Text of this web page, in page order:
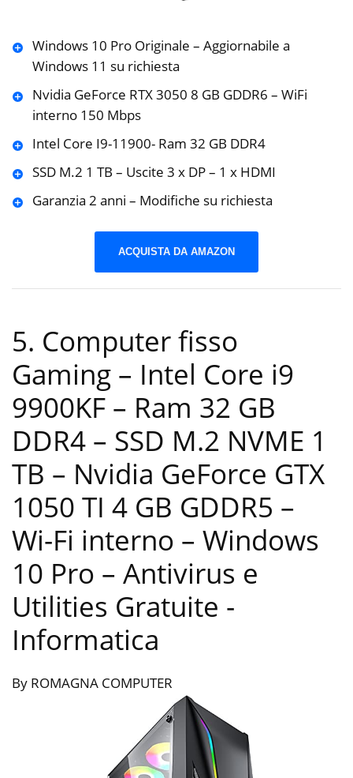
Windows 10 Pro Originale – Aggiornabile a
Windows 11 su richiesta
Nvidia GeForce RTX 3050 8 GB GDDR6 – WiFi
interno 150 Mbps
Intel Core I9-11900- Ram 32 GB DDR4
SSD M.2 1 TB – Uscite 3 x DP – 1 x HDMI
Garanzia 2 anni – Modifiche su richiesta
ACQUISTA DA AMAZON
5. Computer fisso
Gaming – Intel Core i9
9900KF – Ram 32 GB
DDR4 – SSD M.2 NVME 1
TB – Nvidia GeForce GTX
1050 TI 4 GB GDDR5 –
Wi-Fi interno – Windows
10 Pro – Antivirus e
Utilities Gratuite -
Informatica
By ROMAGNA COMPUTER